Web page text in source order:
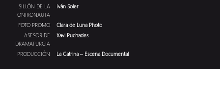
SILLÓN DE LA
ONIRONAUTA
Iván Soler
FOTO PROMO
Clara de Luna Photo
ASESOR DE
DRAMATURGIA
Xavi Puchades
PRODUCCIÓN La Catrina – Escena Documental